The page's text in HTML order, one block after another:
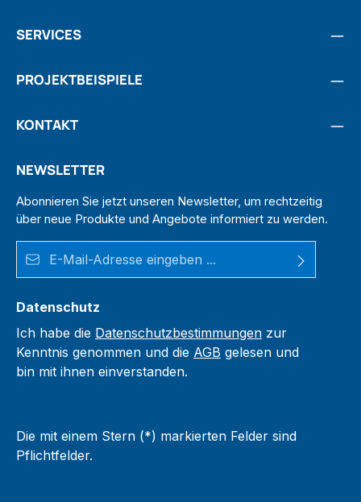
SERVICES
PROJEKTBEISPIELE
KONTAKT
NEWSLETTER
Abonnieren Sie jetzt unseren Newsletter, um rechtzeitig
über neue Produkte und Angebote informiert zu werden.
Datenschutz
Ich habe die Datenschutzbestimmungen zur
Kenntnis genommen und die AGB gelesen und
bin mit ihnen einverstanden.
Die mit einem Stern (*) markierten Felder sind
Pflichtfelder.